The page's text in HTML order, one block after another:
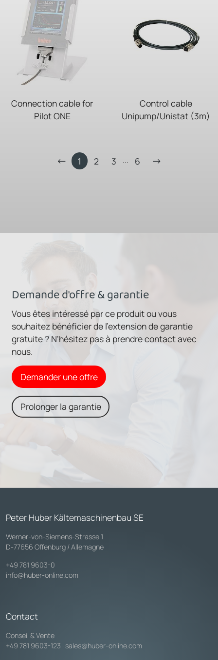
Connection cable for
Pilot ONE
Control cable
Unipump/Unistat (3m)
1 2 3 ... 6
Demande d'offre & garantie
Vous êtes intéressé par ce produit ou vous
souhaitez bénéficier de l'extension de garantie
gratuite ? N'hésitez pas à prendre contact avec
nous.
Demander une offre
Prolonger la garantie
Peter Huber Kältemaschinenbau SE
Werner-von-Siemens-Strasse 1
D-77656 Offenburg / Allemagne
+49 781 9603-0
info@huber-online.com
Contact
Conseil & Vente
+49 781 9603-123 · sales@huber-online.com